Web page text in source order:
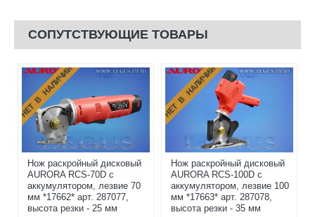
СОПУТСТВУЮЩИЕ ТОВАРЫ
НЕТ В НАЛИЧИИ
Нож раскройный дисковый
AURORA RCS-70D с
аккумулятором, лезвие 70
мм *17662* арт. 287077,
высота резки - 25 мм
НЕТ В НАЛИЧИИ
Нож раскройный дисковый
AURORA RCS-100D с
аккумулятором, лезвие 100
мм *17663* арт. 287078,
высота резки - 35 мм